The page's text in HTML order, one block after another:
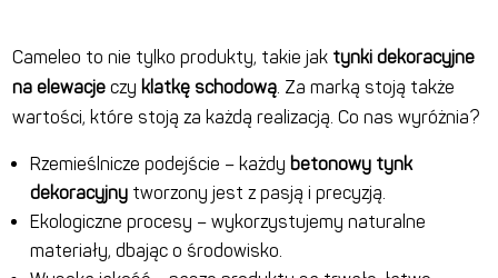
Cameleo to nie tylko produkty, takie jak tynki dekoracyjne
na elewacjeczy klatkę schodową . Za marką stoją także
wartości, które stoją za każdą realizacją. Co nas wyróżnia?
Rzemieślnicze podejście – każdy betonowy tynk
dekoracyjny tworzony jest z pasją i precyzją.
Ekologiczne procesy – wykorzystujemy naturalne
materiały, dbając o środowisko.